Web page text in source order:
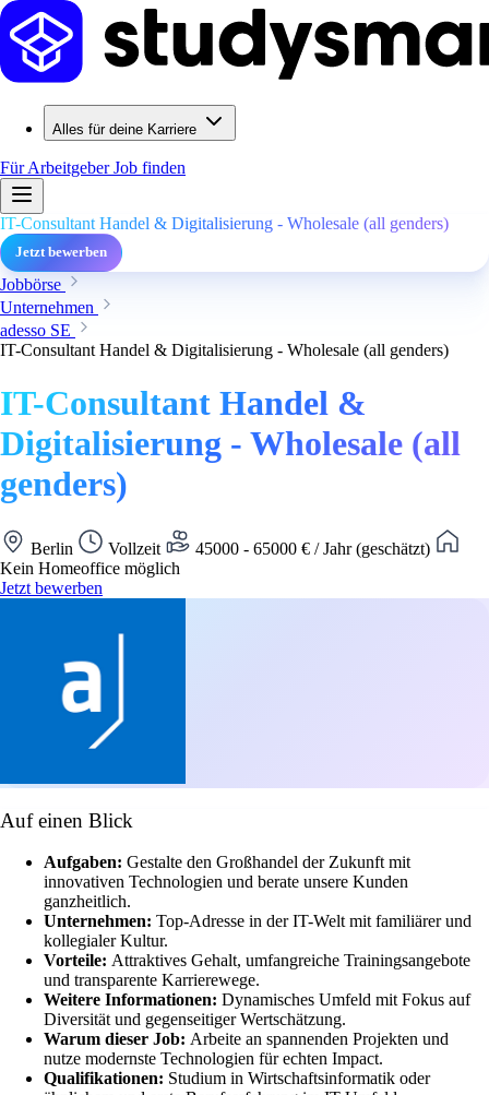
Alles für deine Karriere
Für ArbeitgeberJob finden
IT-Consultant Handel & Digitalisierung - Wholesale (all genders)
Jetzt bewerben
Jobbörse
Unternehmen
adesso SE
IT-Consultant Handel & Digitalisierung - Wholesale (all genders)
IT-Consultant Handel &
Digitalisierung - Wholesale (all
genders)
Berlin Vollzeit
45000 - 65000 € / Jahr (geschätzt)
Kein Homeoffice möglich
Jetzt bewerben
Auf einen Blick
Aufgaben: Gestalte den Großhandel der Zukunft mit
innovativen Technologien und berate unsere Kunden
ganzheitlich.
Unternehmen: Top-Adresse in der IT-Welt mit familiärer und
kollegialer Kultur.
Vorteile: Attraktives Gehalt, umfangreiche Trainingsangebote
und transparente Karrierewege.
Weitere Informationen: Dynamisches Umfeld mit Fokus auf
Diversität und gegenseitiger Wertschätzung.
Warum dieser Job: Arbeite an spannenden Projekten und
nutze modernste Technologien für echten Impact.
Qualifikationen: Studium in Wirtschaftsinformatik oder